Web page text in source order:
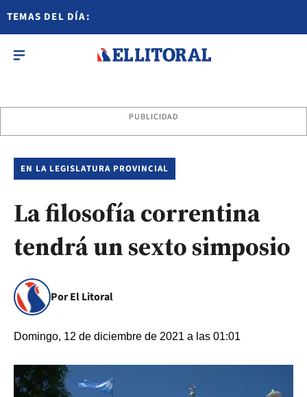
TEMAS DEL DÍA:
PUBLICIDAD
EN LA LEGISLATURA PROVINCIAL
La filosofía correntina
tendrá un sexto simposio
Por El Litoral
Domingo, 12 de diciembre de 2021 a las 01:01